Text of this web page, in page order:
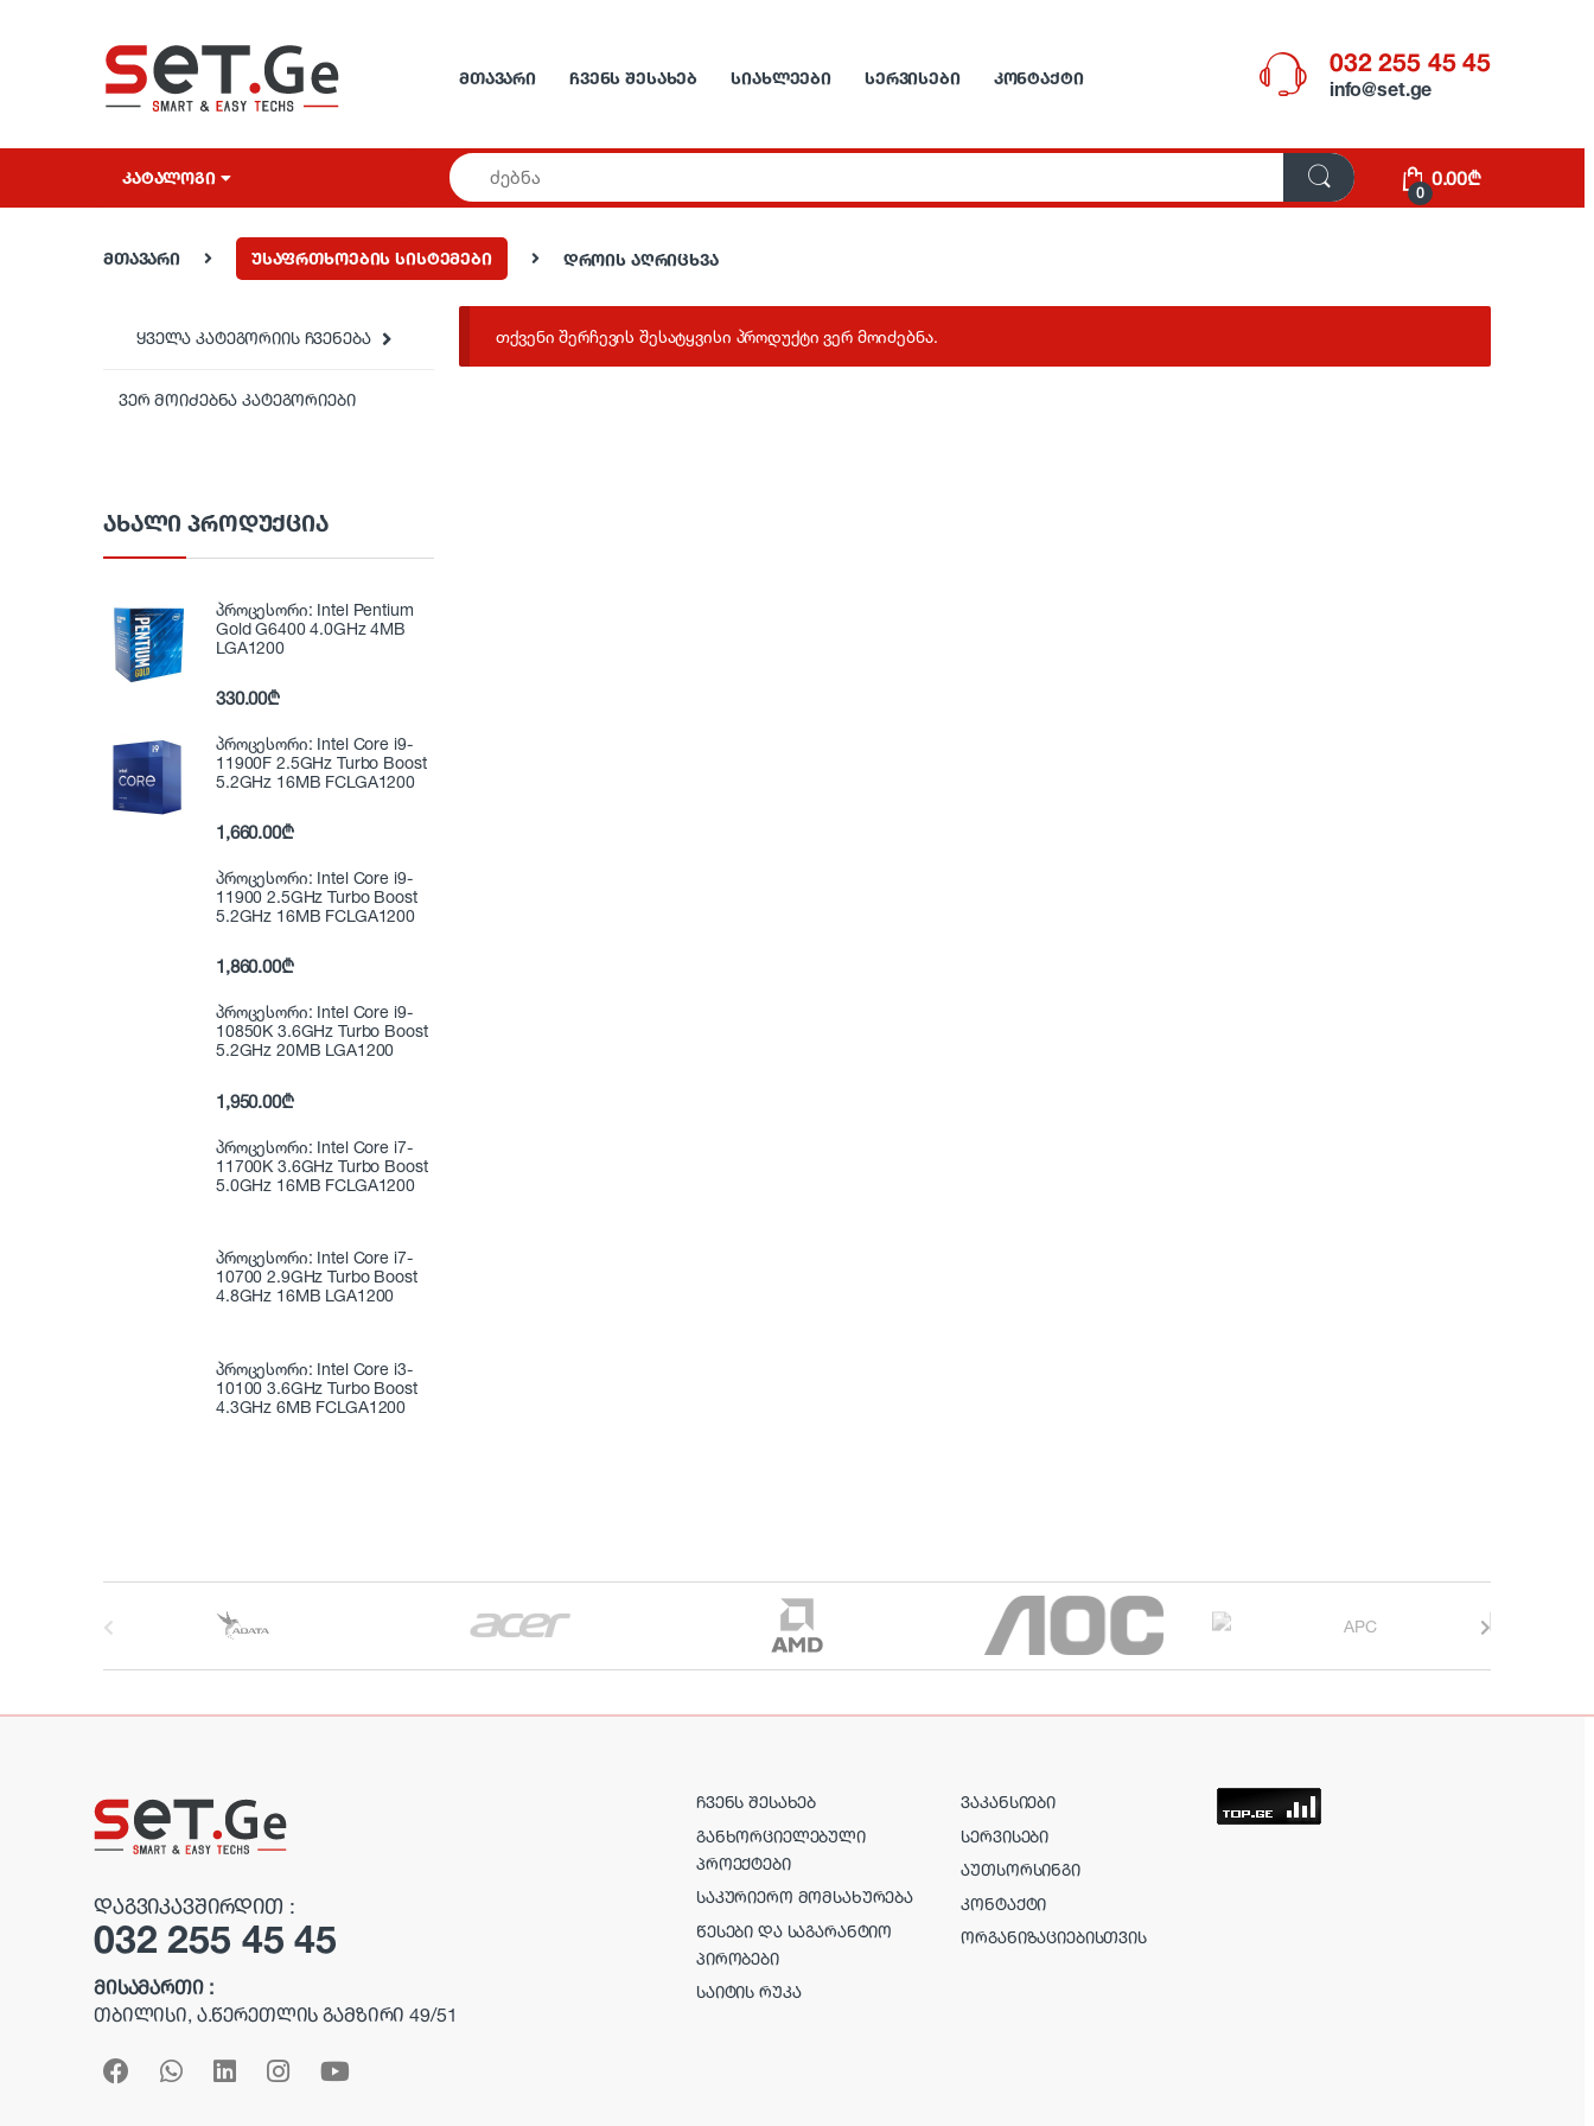
ᲛᲗᲐᲕᲐᲠᲘ ᲩᲕᲔᲜᲡ ᲨᲔᲡᲐᲮᲔᲑ ᲡᲘᲐᲮᲚᲔᲔᲑᲘ ᲡᲔᲠᲕᲘᲡᲔᲑᲘ ᲙᲝᲜᲢᲐᲥᲢᲘ
032 255 45 45
info@set.ge
ᲙᲐᲢᲐᲚᲝᲒᲘ
0
0.00₾
მთავარი უსაფრთხოების სისტემები დროის აღრიცხვა
თქვენი შერჩევის შესატყვისი პროდუქტი ვერ მოიძებნა.
ყველა კატეგორიის ჩვენება
ვერ მოიძებნა კატეგორიები
ᲐᲮᲐᲚᲘ ᲞᲠᲝᲓᲣᲥᲪᲘᲐ
პროცესორი: Intel Pentium
Gold G6400 4.0GHz 4MB
LGA1200
330.00₾
პროცესორი: Intel Core i9-
11900F 2.5GHz Turbo Boost
5.2GHz 16MB FCLGA1200
1,660.00₾
პროცესორი: Intel Core i9-
11900 2.5GHz Turbo Boost
5.2GHz 16MB FCLGA1200
1,860.00₾
პროცესორი: Intel Core i9-
10850K 3.6GHz Turbo Boost
5.2GHz 20MB LGA1200
1,950.00₾
პროცესორი: Intel Core i7-
11700K 3.6GHz Turbo Boost
5.0GHz 16MB FCLGA1200
პროცესორი: Intel Core i7-
10700 2.9GHz Turbo Boost
4.8GHz 16MB LGA1200
პროცესორი: Intel Core i3-
10100 3.6GHz Turbo Boost
4.3GHz 6MB FCLGA1200
ᲓᲐᲒᲕᲘᲙᲐᲕᲨᲘᲠᲓᲘᲗ :
032 255 45 45
ᲛᲘᲡᲐᲛᲐᲠᲗᲘ :
ᲗᲑᲘᲚᲘᲡᲘ, Ა.ᲬᲔᲠᲔᲗᲚᲘᲡ ᲒᲐᲛᲖᲘᲠᲘ 49/51
ᲩᲕᲔᲜᲡ ᲨᲔᲡᲐᲮᲔᲑ
ᲒᲐᲜᲮᲝᲠᲪᲘᲔᲚᲔᲑᲣᲚᲘ
ᲞᲠᲝᲔᲥᲢᲔᲑᲘ
ᲡᲐᲙᲣᲠᲘᲔᲠᲝ ᲛᲝᲛᲡᲐᲮᲣᲠᲔᲑᲐ
ᲬᲔᲡᲔᲑᲘ ᲓᲐ ᲡᲐᲒᲐᲠᲐᲜᲢᲘᲝ
ᲞᲘᲠᲝᲑᲔᲑᲘ
ᲡᲐᲘᲢᲘᲡ ᲠᲣᲙᲐ
ᲕᲐᲙᲐᲜᲡᲘᲔᲑᲘ
ᲡᲔᲠᲕᲘᲡᲔᲑᲘ
ᲐᲣᲗᲡᲝᲠᲡᲘᲜᲒᲘ
ᲙᲝᲜᲢᲐᲥᲢᲘ
ᲝᲠᲒᲐᲜᲘᲖᲐᲪᲘᲔᲑᲘᲡᲗᲕᲘᲡ